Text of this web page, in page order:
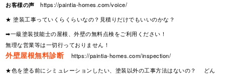
お客様の声
https://paintia-homes.com/voice/
★ 塗装工事っていくらくらいなの？見積りだけでもいいのかな？
➡一級塗装技能士の屋根、外壁の無料点検をご利用ください！
無理な営業等は一切行っておりません！
外壁屋根無料診断
https://paintia-homes.com/inspection/
★色を塗る前にシミュレーションしたい、塗装以外の工事方法はないの？ どん